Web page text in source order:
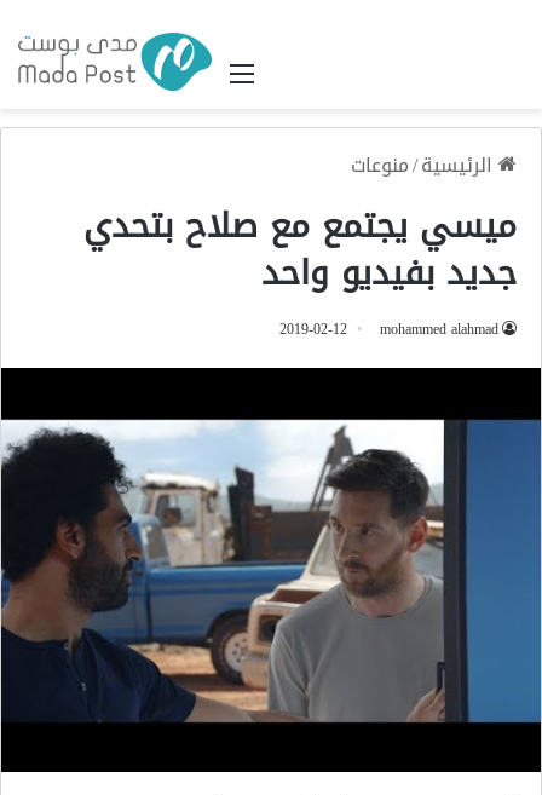
القائمة
الرئيسية/منوعات
ميسي يجتمع مع صلاح بتحدي
جديد بفيديو واحد
mohammed alahmad
2019-02-12